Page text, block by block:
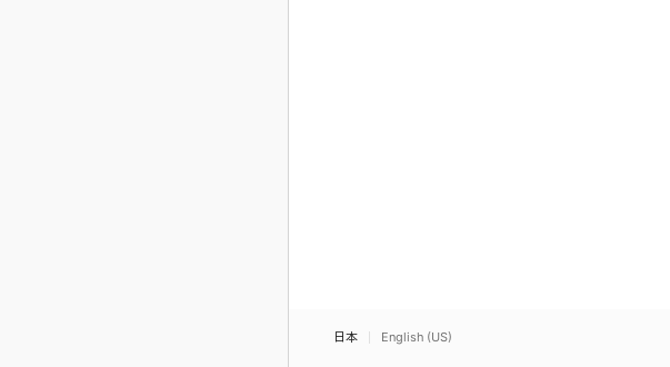
日本 English (US)